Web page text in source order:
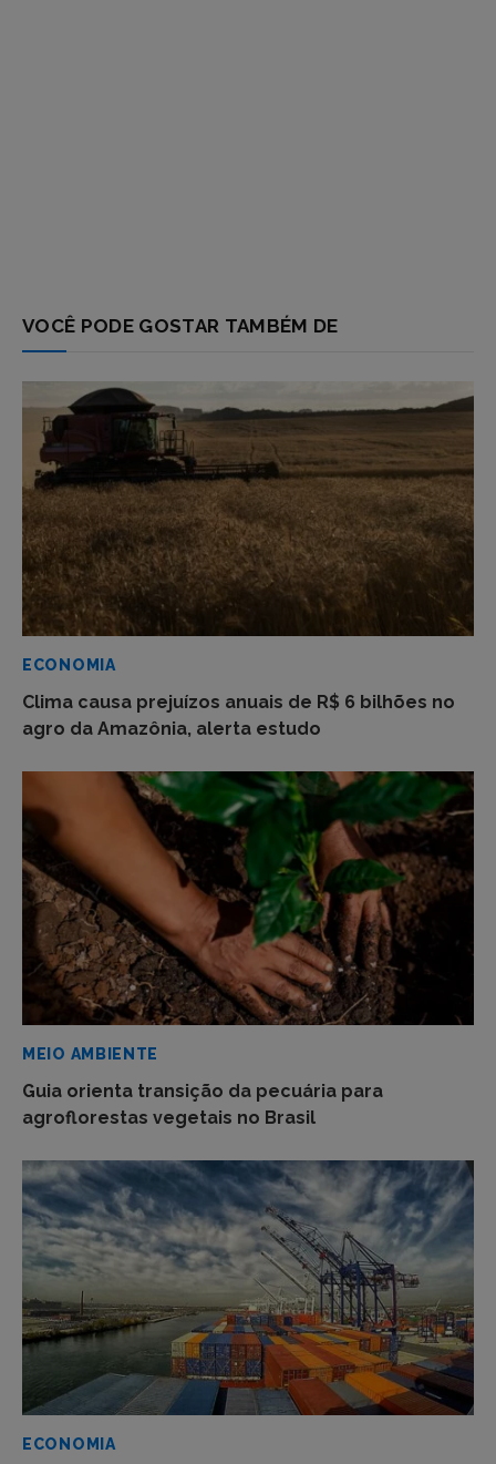
VOCÊ PODE GOSTAR TAMBÉM DE
ECONOMIA
Clima causa prejuízos anuais de R$ 6 bilhões no
agro da Amazônia, alerta estudo
MEIO AMBIENTE
Guia orienta transição da pecuária para
agroflorestas vegetais no Brasil
ECONOMIA